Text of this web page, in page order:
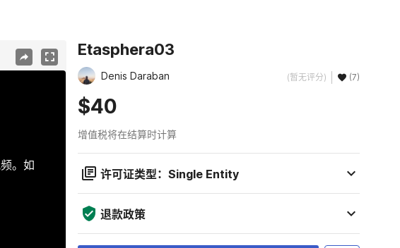
。如
Etasphera03
Denis Daraban (暂无评分) (7)
$40
增值税将在结算时计算
许可证类型：Single Entity
退款政策